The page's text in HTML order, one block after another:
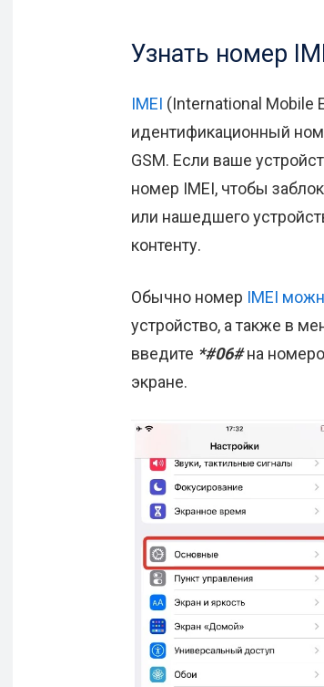
Узнать номер
IMEI (International Mobile
идентификационный
GSM. Если ваше
номер IMEI, чтобы
или нашедшего
контенту.
Обычно номер IMEI
устройство, а также в
введите *#06#на
экране.